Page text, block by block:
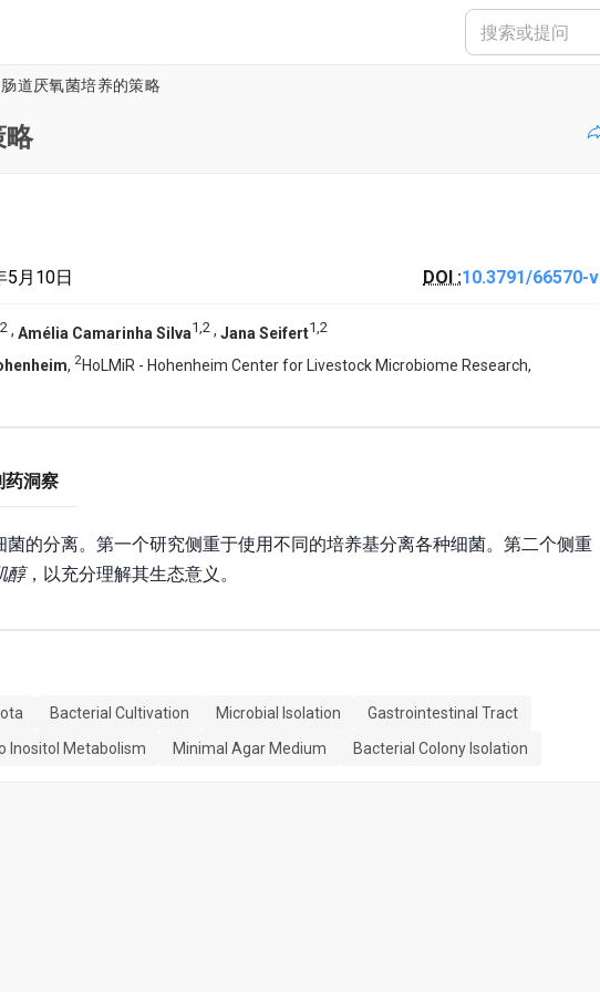
道厌氧菌培养的策略
略
5月10日 DOI :10.3791/66570-v
2 , Amélia Camarinha Silva1,2 , Jana Seifert1,2
, 2HoLMiR - Hohenheim Center for Livestock Microbiome Research,
药洞察
的分离。第一个研究侧重于使用不同的培养基分离各种细菌。第二个侧重
醇，以充分理解其生态意义。
Bacterial Cultivation Microbial Isolation
Gastrointestinal Tract
Inositol Metabolism Minimal Agar Medium Bacterial Colony Isolation